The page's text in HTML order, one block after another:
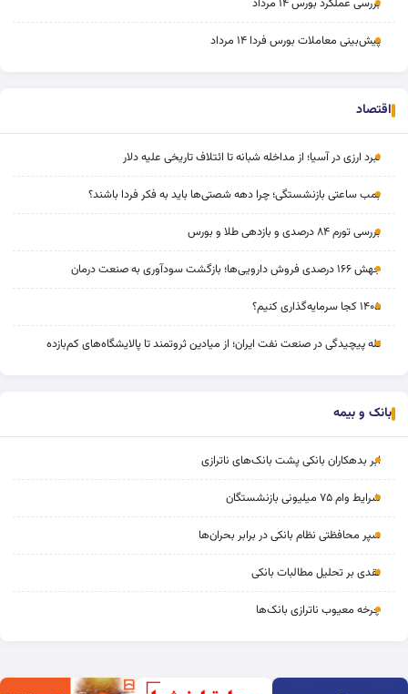
پیش‌بینی معاملات بورس فردا ۱۴ مرداد
اقتصاد
نبرد ارزی در آسیا؛ از مداخله‌ شبانه تا ائتلاف تاریخی علیه دلار
بمب ساعتی بازنشستگی؛ چرا دهه شصتی‌ها باید به فکر فردا باشند؟
بررسی تورم ۸۴ درصدی و بازدهی طلا و بورس
جهش ۱۶۶ درصدی فروش دارویی‌ها؛ بازگشت سودآوری به صنعت درمان
۱۴۰۵ کجا سرمایه‌گذاری کنیم؟
تله پیچیدگی در صنعت نفت ایران؛ از میادین ثروتمند تا پالایشگاه‌های کم‌بازده
بانک و بیمه
ابر بدهکاران بانکی پشت بانک‌های ناترازی
شرایط وام ۷۵ میلیونی بازنشستگان
سپر محافظتی نظام بانکی در برابر بحران‌ها
نقدی بر تحلیل مطالبات بانکی
چرخه‌ معیوب ناترازی بانک‌ها